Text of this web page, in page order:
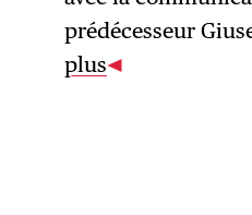
prédécesseur
plus